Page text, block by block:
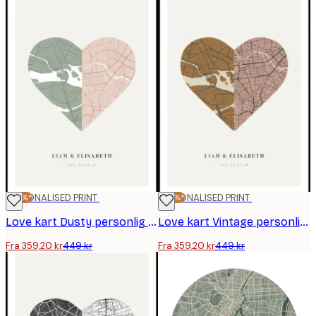
-20%*
PERSONALISED PRINT
Love kart Dusty personlig plakat
Fra 359,20 kr449 kr
-20%*
PERSONALISED PRINT
Love kart Vintage personlig plakat
Fra 359,20 kr449 kr